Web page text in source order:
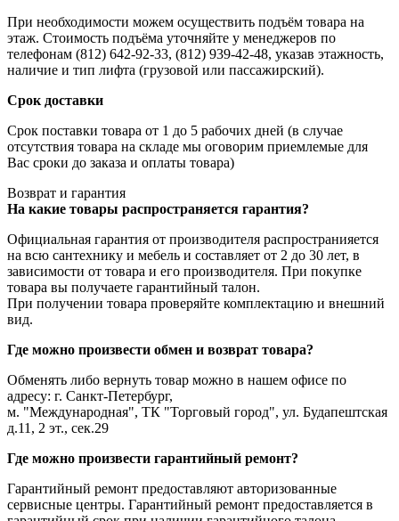
При необходимости можем осуществить подъём товара на
этаж. Стоимость подъёма уточняйте у менеджеров по
телефонам (812) 642-92-33, (812) 939-42-48, указав этажность,
наличие и тип лифта (грузовой или пассажирский).
Срок доставки
Срок поставки товара от 1 до 5 рабочих дней (в случае
отсутствия товара на складе мы оговорим приемлемые для
Вас сроки до заказа и оплаты товара)
Возврат и гарантия
На какие товары распространяется гарантия?
Официальная гарантия от производителя распространияется
на всю сантехнику и мебель и составляет от 2 до 30 лет, в
зависимости от товара и его производителя. При покупке
товара вы получаете гарантийный талон.
При получении товара проверяйте комплектацию и внешний
вид.
Где можно произвести обмен и возврат товара?
Обменять либо вернуть товар можно в нашем офисе по
адресу: г. Санкт-Петербург,
м. "Международная", ТК "Торговый город", ул. Будапештская
д.11, 2 эт., сек.29
Где можно произвести гарантийный ремонт?
Гарантийный ремонт предоставляют авторизованные
сервисные центры. Гарантийный ремонт предоставляется в